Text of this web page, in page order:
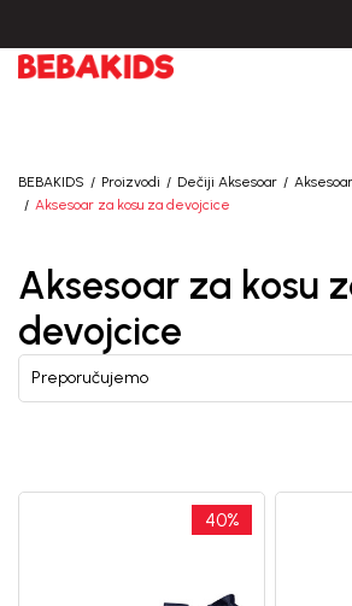
BEBAKIDS Proizvodi Dečiji Aksesoar
Aksesoar za kosu za devojcice
Aksesoar za kosu
devojcice
40%